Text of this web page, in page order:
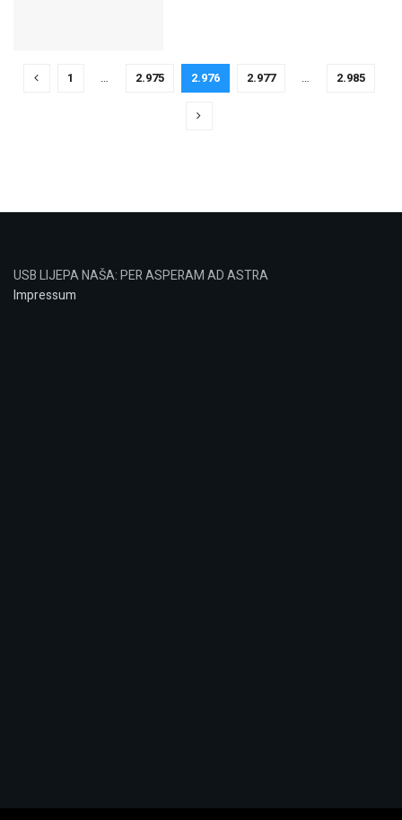
1 … 2.975 2.976 2.977 … 2.985
USB LIJEPA NAŠA: PER ASPERAM AD ASTRA
Impressum